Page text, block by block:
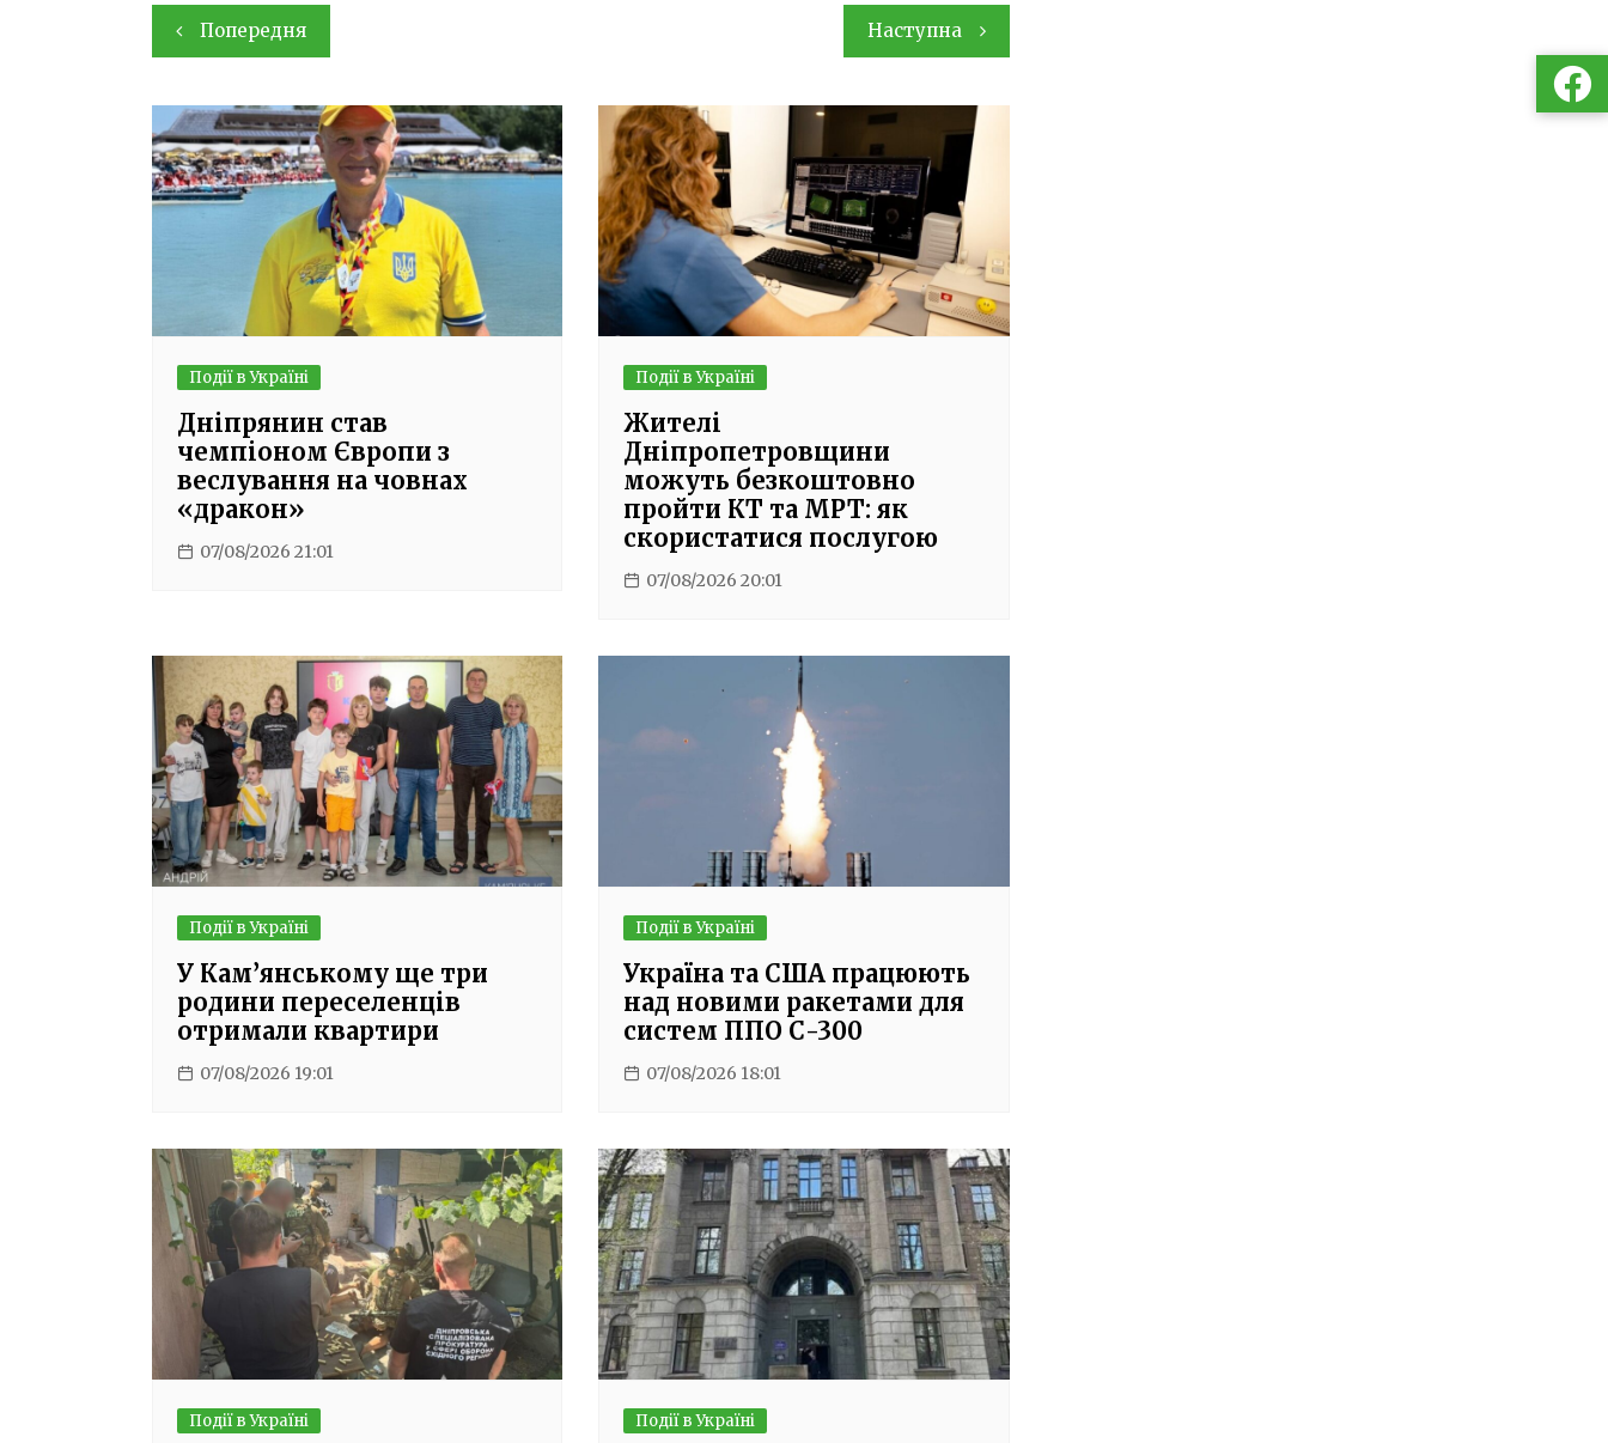
Навігація
записів
Попередня Наступна
Події в Україні
Дніпрянин став
чемпіоном Європи з
веслування на човнах
«дракон»
07/08/2026 21:01
Події в Україні
Жителі
Дніпропетровщини
можуть безкоштовно
пройти КТ та МРТ: як
скористатися послугою
07/08/2026 20:01
Події в Україні
У Кам’янському ще три
родини переселенців
отримали квартири
07/08/2026 19:01
Події в Україні
Україна та США працюють
над новими ракетами для
систем ППО С-300
07/08/2026 18:01
Події в Україні Події в Україні